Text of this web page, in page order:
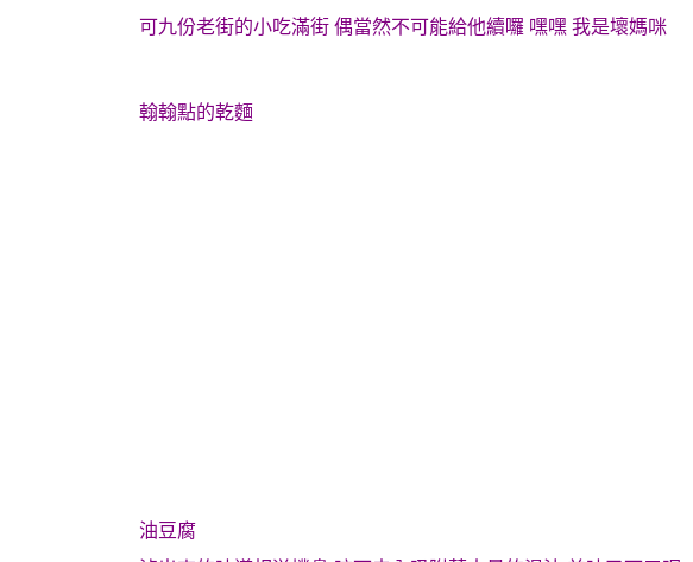
可九份老街的小吃滿街 偶當然不可能給他續囉 嘿嘿 我是壞媽咪
翰翰點的乾麵
油豆腐